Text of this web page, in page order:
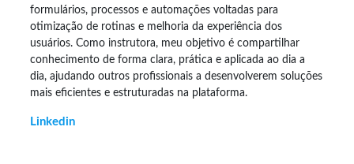
formulários, processos e automações voltadas para
otimização de rotinas e melhoria da experiência dos
usuários. Como instrutora, meu objetivo é compartilhar
conhecimento de forma clara, prática e aplicada ao dia a
dia, ajudando outros profissionais a desenvolverem soluções
mais eficientes e estruturadas na plataforma.
Linkedin